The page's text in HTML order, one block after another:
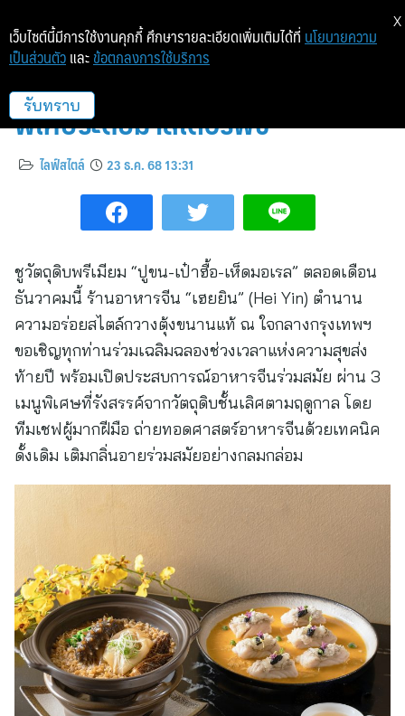
“เฮยยิน” ต้อนรับปีใหม่ด้วย 3 เมนู
พิเศษระดับมาสเตอร์พีซ
ไลฟ์สไตล์ 23 ธ.ค. 68 13:31
ชูวัตถุดิบพรีเมียม “ปูขน-เป๋าฮื้อ-เห็ดมอเรล” ตลอดเดือน
ธันวาคมนี้ ร้านอาหารจีน “เฮยยิน” (Hei Yin) ตำนาน
ความอร่อยสไตล์กวางตุ้งขนานแท้ ณ ใจกลางกรุงเทพฯ
ขอเชิญทุกท่านร่วมเฉลิมฉลองช่วงเวลาแห่งความสุขส่ง
ท้ายปี พร้อมเปิดประสบการณ์อาหารจีนร่วมสมัย ผ่าน 3
เมนูพิเศษที่รังสรรค์จากวัตถุดิบชั้นเลิศตามฤดูกาล โดย
ทีมเชฟผู้มากฝีมือ ถ่ายทอดศาสตร์อาหารจีนด้วยเทคนิค
ดั้งเดิม เติมกลิ่นอายร่วมสมัยอย่างกลมกล่อม
เว็บไซต์นี้มีการใช้งานคุกกี้ ศึกษารายละเอียดเพิ่มเติมได้ที่ นโยบายความ
เป็นส่วนตัว และ ข้อตกลงการใช้บริการ
รับทราบ
X